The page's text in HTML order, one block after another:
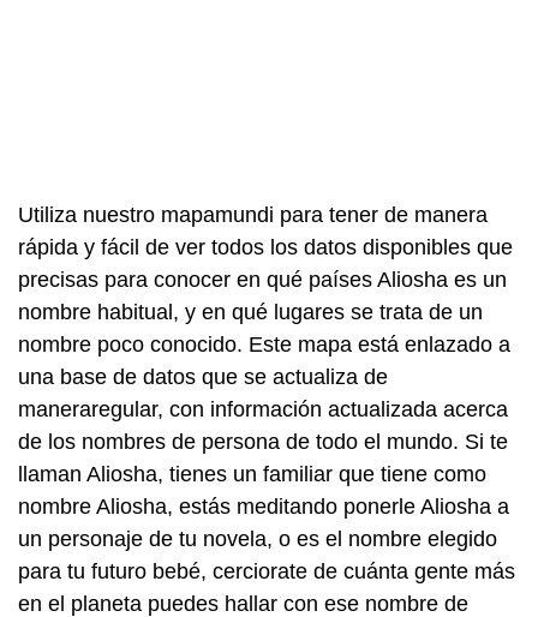
Utiliza nuestro mapamundi para tener de manera
rápida y fácil de ver todos los datos disponibles que
precisas para conocer en qué países Aliosha es un
nombre habitual, y en qué lugares se trata de un
nombre poco conocido. Este mapa está enlazado a
una base de datos que se actualiza de
maneraregular, con información actualizada acerca
de los nombres de persona de todo el mundo. Si te
llaman Aliosha, tienes un familiar que tiene como
nombre Aliosha, estás meditando ponerle Aliosha a
un personaje de tu novela, o es el nombre elegido
para tu futuro bebé, cerciorate de cuánta gente más
en el planeta puedes hallar con ese nombre de